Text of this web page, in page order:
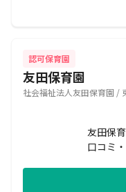
認可保育園
友田保育園
社会福祉法人友田保育園 /
友田保
口コミ